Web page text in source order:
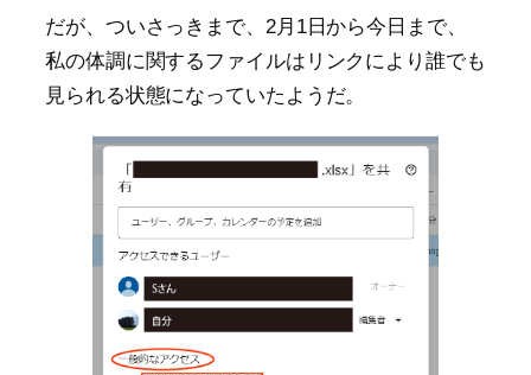
だが、ついさっきまで、2月1日から今日まで、
私の体調に関するファイルはリンクにより誰でも
見られる状態になっていたようだ。